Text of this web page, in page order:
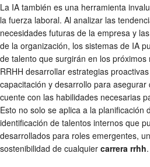
La IA también es una herramienta
la fuerza laboral. Al analizar las
necesidades futuras de la empresa y
de la organización, los sistemas de IA
de talento que surgirán en los
RRHH desarrollar estrategias
capacitación y desarrollo para
cuente con las habilidades necesarias
Esto no solo se aplica a la planificación
identificación de talentos internos que
desarrollados para roles emergentes,
sostenibilidad de cualquier carrera rrhh.